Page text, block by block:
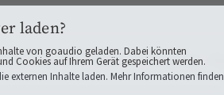
laden?
von goaudio geladen. Dabei könnten
Cookies auf Ihrem Gerät gespeichert werden.
externen Inhalte laden. Mehr Informationen finden